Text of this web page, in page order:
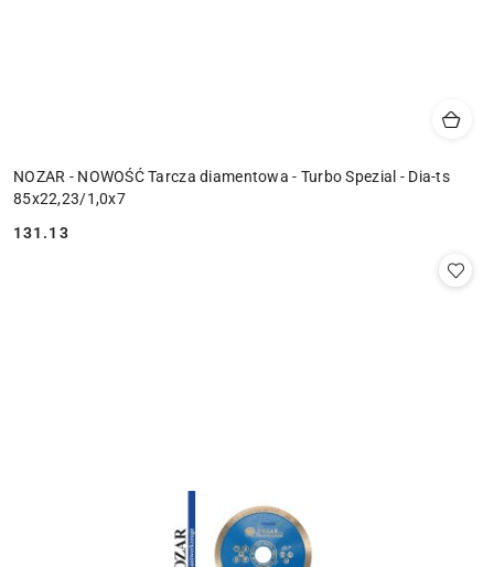
NOZAR - NOWOŚĆ Tarcza diamentowa - Turbo Spezial - Dia-ts
85x22,23/1,0x7
Cena:
131.13